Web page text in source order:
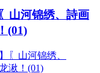
山河锦绣、詩画
(01)